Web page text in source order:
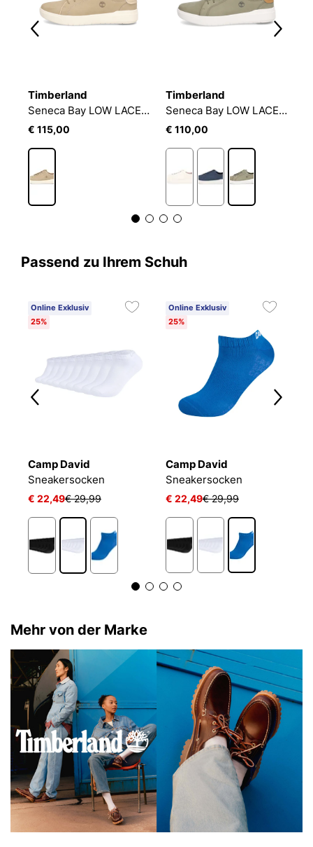
Timberland
Seneca Bay LOW LACE UP SNEAKER
€ 115,00
Timberland
Seneca Bay LOW LACE UP SNEAKER
€ 110,00
Passend zu Ihrem Schuh
Online Exklusiv
25%
Camp David
Sneakersocken
€ 22,49€ 29,99
Online Exklusiv
25%
Camp David
Sneakersocken
€ 22,49€ 29,99
Mehr von der Marke